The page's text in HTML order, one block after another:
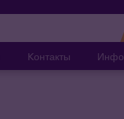
Kонтакты Инфо